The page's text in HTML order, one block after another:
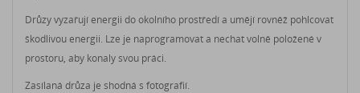
Drůzy vyzařují energii do okolního prostředí a umějí rovněž pohlcovat
škodlivou energii. Lze je naprogramovat a nechat volně položené v
prostoru, aby konaly svou práci.
Zasílaná drůza je shodná s fotografií.